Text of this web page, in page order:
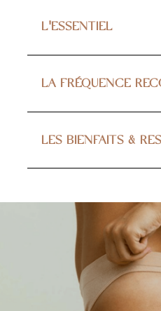
L'ESSENTIEL
LA FRÉQUENCE
LES BIENFAITS &